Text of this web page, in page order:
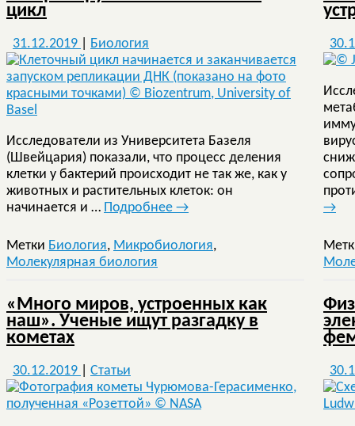
цикл
31.12.2019 Биология
Исследователи из Университета Базеля
(Швейцария) показали, что процесс деления
клетки у бактерий происходит не так же, как у
животных и растительных клеток: он
начинается и … Подробнее →
Метки Биология, Микробиология,
Молекулярная биология
→
«Много миров, устроенных как
наш». Ученые ищут разгадку в
кометах
30.12.2019 Статьи